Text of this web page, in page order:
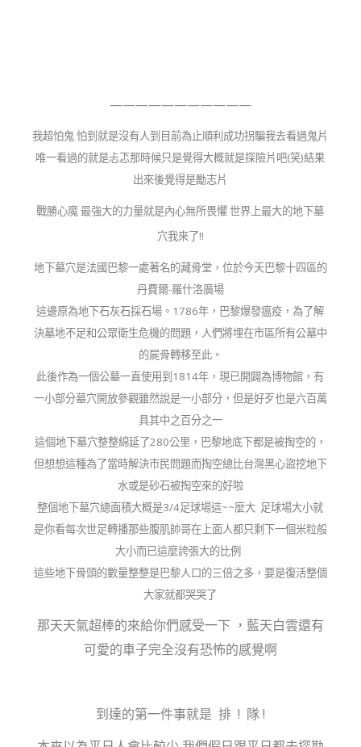
———————————
我超怕鬼 怕到就是沒有人到目前為止順利成功拐騙我去看過鬼片
唯一看過的就是忐忑那時候只是覺得大概就是探險片吧(笑)結果
出來後覺得是勵志片
戰勝心魔 最強大的力量就是內心無所畏懼 世界上最大的地下墓
穴我來了!!
地下墓穴是法國巴黎一處著名的藏骨堂，位於今天巴黎十四區的
丹費爾-羅什洛廣場
這邊原為地下石灰石採石場。1786年，巴黎爆發瘟疫，為了解
決墓地不足和公眾衛生危機的問題，人們將埋在市區所有公墓中
的屍骨轉移至此。
此後作為一個公墓一直使用到1814年，現已開闢為博物館，有
一小部分墓穴開放參觀雖然說是一小部分，但是好歹也是六百萬
具其中之百分之一
這個地下墓穴整整綿延了280公里，巴黎地底下都是被掏空的，
但想想這種為了當時解決市民問題而掏空總比台灣黑心盜挖地下
水或是砂石被掏空來的好啦
整個地下墓穴總面積大概是3/4足球場這~~麼大 足球場大小就
是你看每次世足轉播那些腹肌帥哥在上面人都只剩下一個米粒般
大小而已這麼誇張大的比例
這些地下骨頭的數量整整是巴黎人口的三倍之多，要是復活整個
大家就都哭哭了
那天天氣超棒的來給你們感受一下 ，藍天白雲還有
可愛的車子完全沒有恐怖的感覺啊
到達的第一件事就是 排 ! 隊 !